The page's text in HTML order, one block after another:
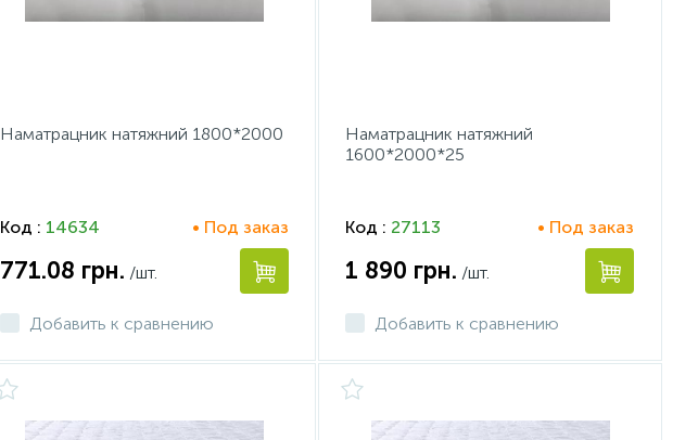
Наматрацник натяжний 1800*2000
Код : 14634 • Под заказ
771.08 грн. /шт.
Добавить к сравнению
Наматрацник натяжний
1600*2000*25
Код : 27113 • Под заказ
1 890 грн. /шт.
Добавить к сравнению